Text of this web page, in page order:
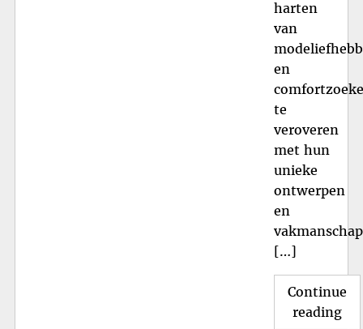
harten
van
en
te
veroveren
met hun
unieke
ontwerpen
en
[…]
Continue
reading